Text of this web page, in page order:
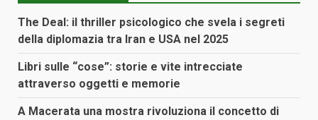
The Deal: il thriller psicologico che svela i segreti
della diplomazia tra Iran e USA nel 2025
Libri sulle “cose”: storie e vite intrecciate
attraverso oggetti e memorie
A Macerata una mostra rivoluziona il concetto di